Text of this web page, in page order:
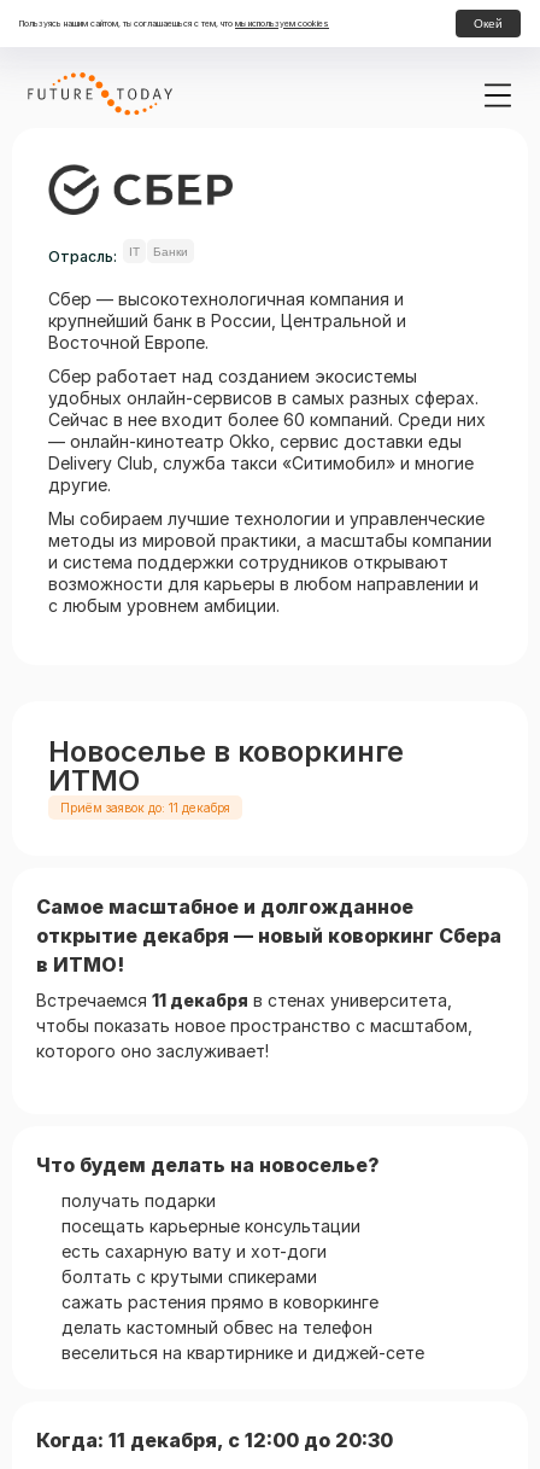
Пользуясь нашим сайтом, ты соглашаешься с тем, что мы используем cookies Окей
Отрасль: IT Банки
Сбер — высокотехнологичная компания и
крупнейший банк в России, Центральной и
Восточной Европе.
Сбер работает над созданием экосистемы
удобных онлайн-сервисов в самых разных сферах.
Сейчас в нее входит более 60 компаний. Среди них
— онлайн-кинотеатр Okko, сервис доставки еды
Delivery Club, служба такси «Ситимобил» и многие
другие.
Мы собираем лучшие технологии и управленческие
методы из мировой практики, а масштабы компании
и система поддержки сотрудников открывают
возможности для карьеры в любом направлении и
с любым уровнем амбиции.
Новоселье в коворкинге
ИТМО
Приём заявок до: 11 декабря
Самое масштабное и долгожданное
открытие декабря — новый коворкинг Сбера
в ИТМО!
Встречаемся 11 декабря в стенах университета,
чтобы показать новое пространство с масштабом,
которого оно заслуживает!
Что будем делать на новоселье?
получать подарки
посещать карьерные консультации
есть сахарную вату и хот-доги
болтать с крутыми спикерами
сажать растения прямо в коворкинге
делать кастомный обвес на телефон
веселиться на квартирнике и диджей-сете
Когда: 11 декабря, с 12:00 до 20:30